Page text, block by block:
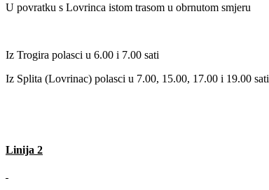
U povratku s Lovrinca istom trasom u obrnutom smjeru
Iz Trogira polasci u 6.00 i 7.00 sati
Iz Splita (Lovrinac) polasci u 7.00, 15.00, 17.00 i 19.00 sati
Linija 2